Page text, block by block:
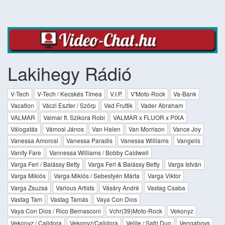
Lakihegy Rádió
V-Tech V-Tech / Kecskés Tímea V.I.P. V'Moto-Rock
Va-Bank
Vacation
Váczi Eszter / Szörp Vad Fruttik
Vader Abraham
VALMAR
Valmar ft. Szikora Robi
VALMAR x FLUOR x PIXA
Válogatás
Vámosi János Van Halen Van Morrison
Vance Joy
Vanessa Amorosi
Vanessa Paradis Vanessa Williams
Vangelis
Vanity Fare
Vannessa Williams / Bobby Caldwell
Varga Feri / Balássy Betty
Varga Feri & Balássy Betty
Varga István
Varga Miklós
Varga Miklós / Sebestyén Márta
Varga Viktor
Varga Zsuzsa
Various Artists Vásáry André
Vastag Csaba
Vastag Tam
Vastag Tamás
Vaya Con Dios
Vaya Con Dios / Rico Bernasconi
Vchr(39)Moto-Rock
Vekonyz
Vekonyz / Calidora
Vekonyz/Calidora Velile / Safri Duo Vengaboys